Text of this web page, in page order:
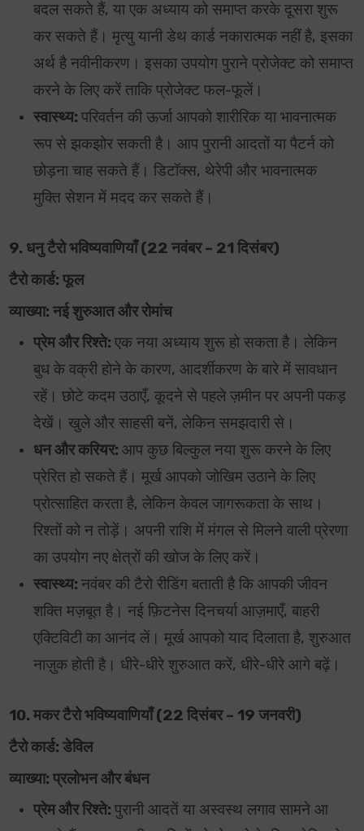
बदल सकते हैं, या एक अध्याय को समाप्त करके दूसरा शुरू
कर सकते हैं। मृत्यु यानी डेथ कार्ड नकारात्मक नहीं है, इसका
अर्थ है नवीनीकरण। इसका उपयोग पुराने प्रोजेक्ट को समाप्त
करने के लिए करें ताकि प्रोजेक्ट फल-फूलें।
स्वास्थ्य:परिवर्तन की ऊर्जा आपको शारीरिक या भावनात्मक
रूप से झकझोर सकती है। आप पुरानी आदतों या पैटर्न को
छोड़ना चाह सकते हैं। डिटॉक्स, थेरेपी और भावनात्मक
मुक्तिसेशन में मदद कर सकते हैं।
9. धनु टैरो भविष्यवाणियाँ (22 नवंबर – 21 दिसंबर)
टैरो कार्ड: फूल
व्याख्या: नई शुरुआत और रोमांच
प्रेम और रिश्ते:एक नया अध्याय शुरू हो सकता है। लेकिन
बुध के वक्री होने के कारण, आदर्शीकरण के बारे में सावधान
रहें। छोटे कदम उठाएँ, कूदने से पहले ज़मीन पर अपनी पकड़
देखें। खुले और साहसी बनें, लेकिन समझदारी से।
धन और करियर:आप कुछ बिल्कुल नया शुरू करने के लिए
प्रेरित हो सकते हैं। मूर्ख आपको जोखिम उठाने के लिए
प्रोत्साहित करता है, लेकिन केवल जागरूकता के साथ।
रिश्तों को न तोड़ें। अपनी राशि में मंगल से मिलने वाली प्रेरणा
का उपयोग नए क्षेत्रों की खोज के लिए करें।
स्वास्थ्य:नवंबर की टैरो रीडिंग बताती है कि आपकी जीवन
शक्ति मज़बूत है। नई फ़िटनेस दिनचर्या आज़माएँ, बाहरी
एक्टिविटी का आनंद लें। मूर्ख आपको याद दिलाता है, शुरुआत
नाज़ुक होती है। धीरे-धीरे शुरुआत करें, धीरे-धीरे आगे बढ़ें।
10. मकर टैरो भविष्यवाणियाँ (22 दिसंबर – 19 जनवरी)
टैरो कार्ड: डेविल
व्याख्या: प्रलोभन और बंधन
प्रेम और रिश्ते:पुरानी आदतें या अस्वस्थ लगाव सामने आ